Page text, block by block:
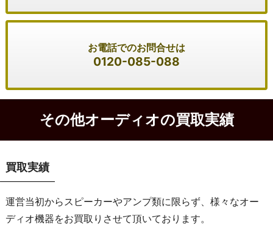
お電話でのお問合せは
0120-085-088
その他オーディオの買取実績
買取実績
運営当初からスピーカーやアンプ類に限らず、様々なオー
ディオ機器をお買取りさせて頂いております。